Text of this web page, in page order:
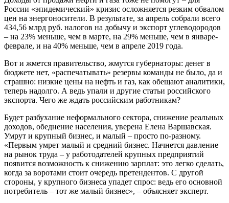
России «эпидемический» кризис осложняется резким обвалом
цен на энергоносители. В результате, за апрель собрали всего
434,56 млрд руб. налогов на добычу и экспорт углеводородов
– на 23% меньше, чем в марте, на 29% меньше, чем в январе-
феврале, и на 40% меньше, чем в апреле 2019 года.
Вот и жмется правительство, жмутся губернаторы: денег в
бюджете нет, «распечатывать» резервы команды не было, да и
страшно: низкие цены на нефть и газ, как обещают аналитики,
теперь надолго. А ведь упали и другие статьи российского
экспорта. Чего же ждать российским работникам?
Будет разбухание неформального сектора, снижение реальных
доходов, обеднение населения, уверена Елена Варшавская.
Умрут и крупный бизнес, и малый – просто по-разному.
«Первым умрет малый и средний бизнес. Начнется давление
на рынок труда – у работодателей крупных предприятий
появится возможность к снижению зарплат: это легко сделать,
когда за воротами стоит очередь претендентов. С другой
стороны, у крупного бизнеса упадет спрос: ведь его основной
потребитель – тот же малый бизнес», – объясняет эксперт.